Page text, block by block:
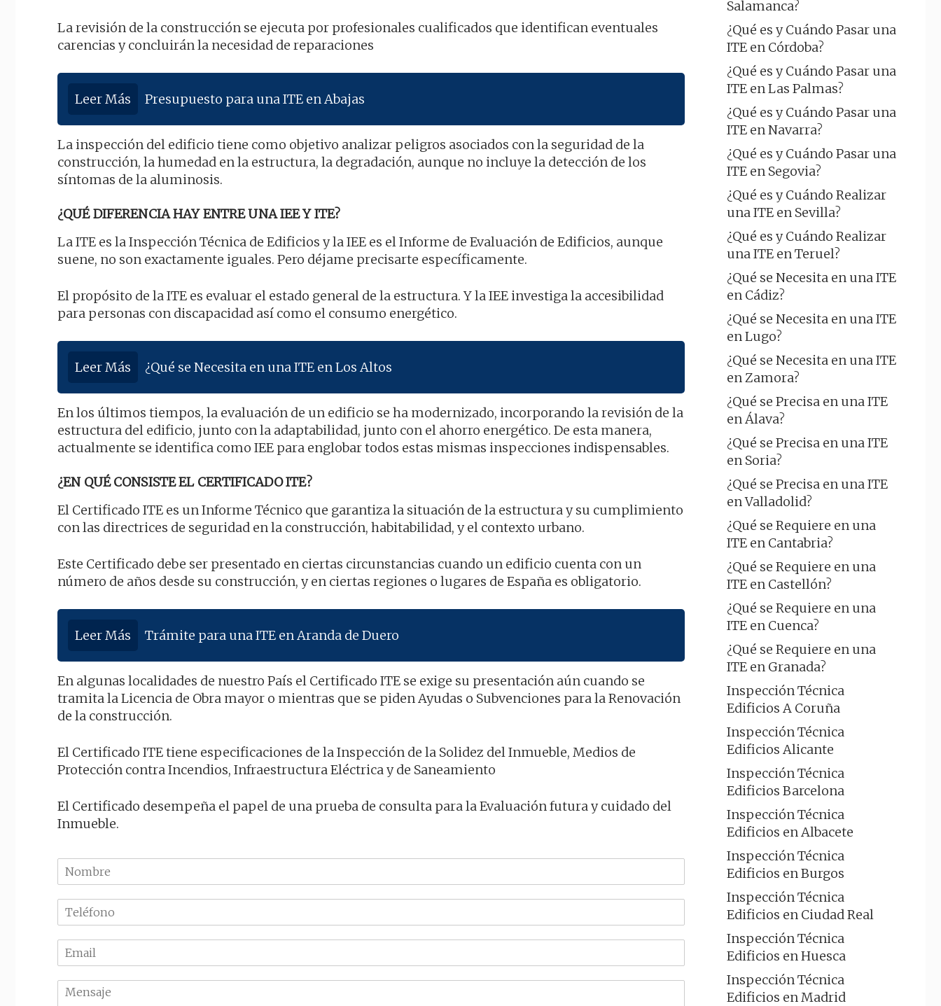
La revisión de la construcción se ejecuta por profesionales cualificados que identifican eventuales
carencias y concluirán la necesidad de reparaciones
Leer Más Presupuesto para una ITE en Abajas
La inspección del edificio tiene como objetivo analizar peligros asociados con la seguridad de la
construcción, la humedad en la estructura, la degradación, aunque no incluye la detección de los
síntomas de la aluminosis.
¿QUÉ DIFERENCIA HAY ENTRE UNA IEE Y ITE?
La ITE es la Inspección Técnica de Edificios y la IEE es el Informe de Evaluación de Edificios, aunque
suene, no son exactamente iguales. Pero déjame precisarte específicamente.
El propósito de la ITE es evaluar el estado general de la estructura. Y la IEE investiga la accesibilidad
para personas con discapacidad así como el consumo energético.
Leer Más ¿Qué se Necesita en una ITE en Los Altos
En los últimos tiempos, la evaluación de un edificio se ha modernizado, incorporando la revisión de la
estructura del edificio, junto con la adaptabilidad, junto con el ahorro energético. De esta manera,
actualmente se identifica como IEE para englobar todos estas mismas inspecciones indispensables.
¿EN QUÉ CONSISTE EL CERTIFICADO ITE?
El Certificado ITE es un Informe Técnico que garantiza la situación de la estructura y su cumplimiento
con las directrices de seguridad en la construcción, habitabilidad, y el contexto urbano.
Este Certificado debe ser presentado en ciertas circunstancias cuando un edificio cuenta con un
número de años desde su construcción, y en ciertas regiones o lugares de España es obligatorio.
Leer Más Trámite para una ITE en Aranda de Duero
En algunas localidades de nuestro País el Certificado ITE se exige su presentación aún cuando se
tramita la Licencia de Obra mayor o mientras que se piden Ayudas o Subvenciones para la Renovación
de la construcción.
El Certificado ITE tiene especificaciones de la Inspección de la Solidez del Inmueble, Medios de
Protección contra Incendios, Infraestructura Eléctrica y de Saneamiento
El Certificado desempeña el papel de una prueba de consulta para la Evaluación futura y cuidado del
Inmueble.
N
o
m
r
e
l
f
m
a
M
Salamanca?
¿Qué es y Cuándo Pasar una
ITE en Córdoba?
¿Qué es y Cuándo Pasar una
ITE en Las Palmas?
¿Qué es y Cuándo Pasar una
ITE en Navarra?
¿Qué es y Cuándo Pasar una
ITE en Segovia?
¿Qué es y Cuándo Realizar
una ITE en Sevilla?
¿Qué es y Cuándo Realizar
una ITE en Teruel?
¿Qué se Necesita en una ITE
en Cádiz?
¿Qué se Necesita en una ITE
en Lugo?
¿Qué se Necesita en una ITE
en Zamora?
¿Qué se Precisa en una ITE
en Álava?
¿Qué se Precisa en una ITE
en Soria?
¿Qué se Precisa en una ITE
en Valladolid?
¿Qué se Requiere en una
ITE en Cantabria?
¿Qué se Requiere en una
ITE en Castellón?
¿Qué se Requiere en una
ITE en Cuenca?
¿Qué se Requiere en una
ITE en Granada?
Inspección Técnica
Edificios A Coruña
Inspección Técnica
Edificios Alicante
Inspección Técnica
Edificios Barcelona
Inspección Técnica
Edificios en Albacete
Inspección Técnica
Edificios en Burgos
Inspección Técnica
Edificios en Ciudad Real
Inspección Técnica
Edificios en Huesca
Inspección Técnica
Edificios en Madrid